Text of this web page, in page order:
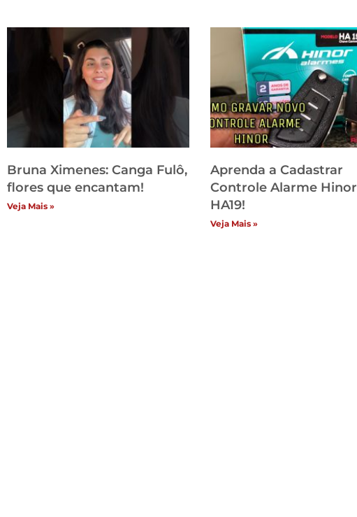
Bruna Ximenes: Canga Fulô,
flores que encantam!
Veja Mais »
Aprenda a Cadastrar
Controle Alarme Hinor
HA19!
Veja Mais »